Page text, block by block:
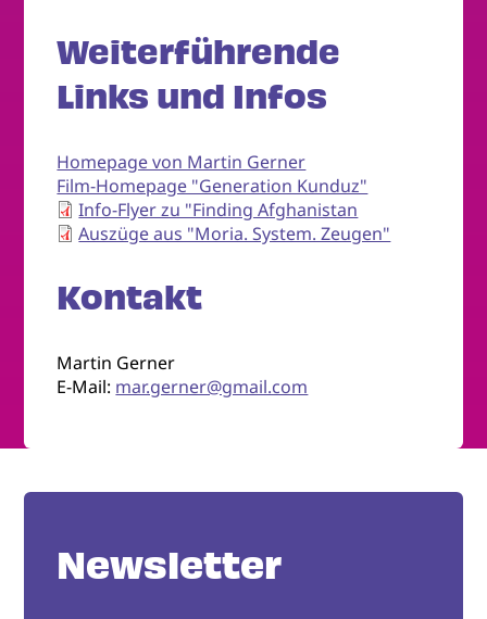
Weiterführende
Links und Infos
Homepage von Martin Gerner
Film-Homepage "Generation Kunduz"
Info-Flyer zu "Finding Afghanistan
Auszüge aus "Moria. System. Zeugen"
Kontakt
Martin Gerner
E-Mail: mar.gerner@gmail.com
Newsletter